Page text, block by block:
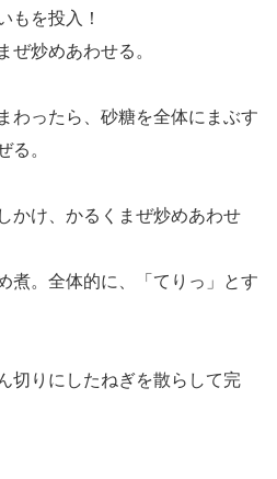
もを投入！
炒めあわせる。
わったら、砂糖を全体にまぶす
る。
かけ、かるくまぜ炒めあわせ
。全体的に、「てりっ」とす
切りにしたねぎを散らして完